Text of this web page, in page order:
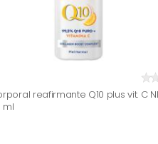
reafirmante Q10 plus vit. C
ml